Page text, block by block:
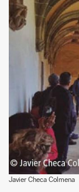
Javier Checa Colmena
Descripció:
Coneixerem els